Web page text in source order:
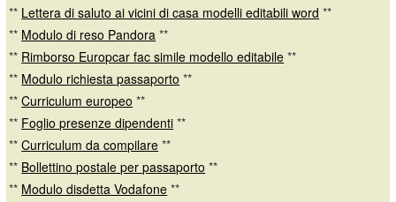
** Lettera di saluto ai vicini di casa modelli editabili word **
** Modulo di reso Pandora **
** Rimborso Europcar fac simile modello editabile **
** Modulo richiesta passaporto **
**Curriculum europeo **
** Foglio presenze dipendenti **
**Curriculum da compilare **
** Bollettino postale per passaporto **
** Modulo disdetta Vodafone **